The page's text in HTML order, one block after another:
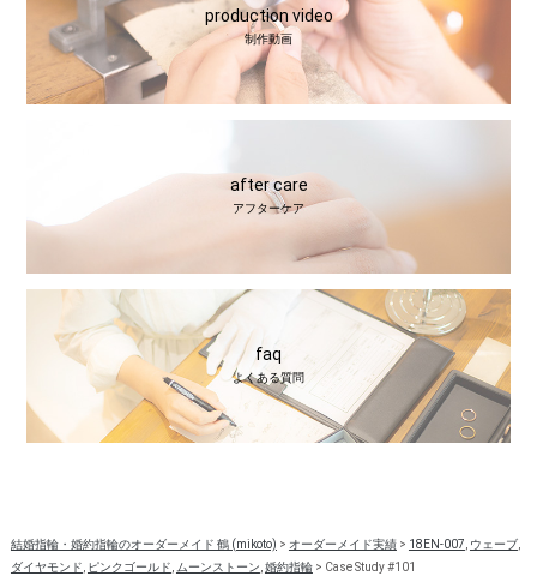
production video
制作動画
after care
アフターケア
faq
よくある質問
結婚指輪・婚約指輪のオーダーメイド 鶴 (mikoto) > オーダーメイド実績> 18EN-007 ウェーブ,
ダイヤモンド ピンクゴールド ムーンストーン 婚約指輪> Case Study #101